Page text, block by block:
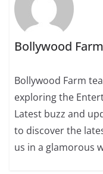
Bollywood Farm
Bollywood Farm
exploring the
Latest buzz and
to discover the
us in a glamorous